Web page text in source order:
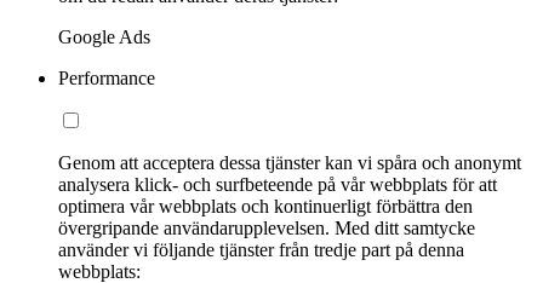
Google Ads
Performance
Genom att acceptera dessa tjänster kan vi spåra och anonymt
analysera klick- och surfbeteende på vår webbplats för att
optimera vår webbplats och kontinuerligt förbättra den
övergripande användarupplevelsen. Med ditt samtycke
använder vi följande tjänster från tredje part på denna
webbplats: